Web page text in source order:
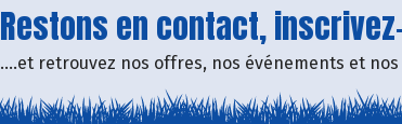
Restons en contact,
....et retrouvez nos offres, nos événements et